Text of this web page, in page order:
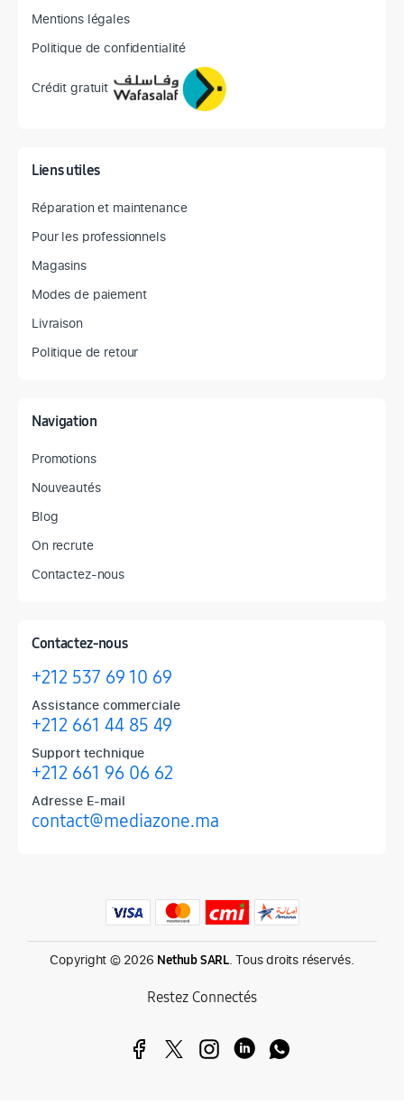
Mentions légales
Politique de confidentialité
Crédit gratuit
Liens utiles
Réparation et maintenance
Pour les professionnels
Magasins
Modes de paiement
Livraison
Politique de retour
Navigation
Promotions
Nouveautés
Blog
On recrute
Contactez-nous
Contactez-nous
+212 537 69 10 69
Assistance commerciale
+212 661 44 85 49
Support technique
+212 661 96 06 62
Adresse E-mail
contact@mediazone.ma
Produits phares chez Mediazone
Retrouvez chez Mediazone les références incontournables :
Copyright © 2026 Nethub SARL. Tous droits réservés.
Restez Connectés